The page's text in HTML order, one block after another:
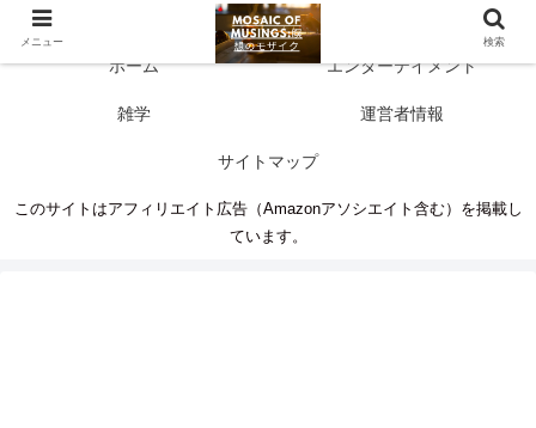
多彩な情報源 人生に新たな気づきを
ホーム エンターテイメント
雑学 運営者情報
サイトマップ
このサイトはアフィリエイト広告（Amazonアソシエイト含む）を掲載し
ています。
メニュー 検索